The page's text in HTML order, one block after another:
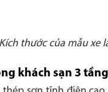
Kích thước của mẫu xe
khách sạn 3 tầng